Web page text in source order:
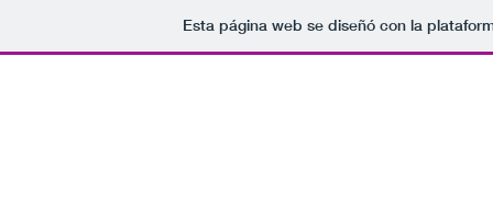
Esta página web se diseñó con la